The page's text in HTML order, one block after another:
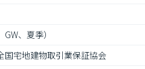
、夏季）
国宅地建物取引業保証協会